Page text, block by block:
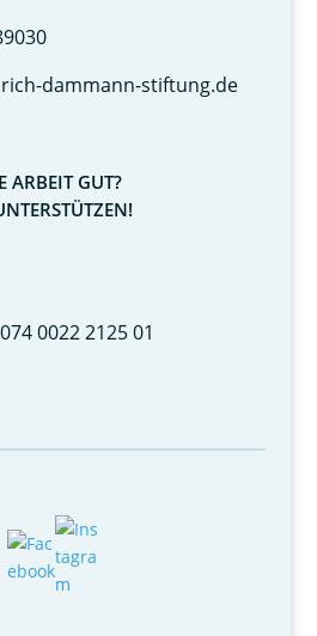
dammann-stiftung.de
ARBEIT GUT?
0022 2125 01